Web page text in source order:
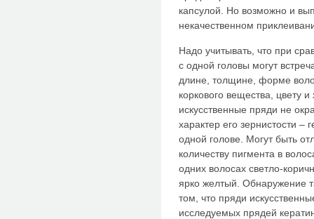
капсулой. Но возможно и
некачественном
Надо учитывать, что при
с одной головы могут
длине, толщине, форме
коркового вещества, цвету
искусственные пряди не
характер его зернистости –
одной голове. Могут быть
количеству пигмента в
одних волосах светло-
ярко желтый. Обнаружение
том, что пряди
исследуемых прядей